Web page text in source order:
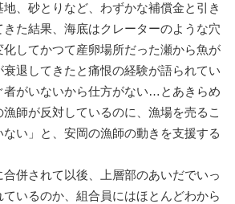
、砂とりなど、わずかな補償金と引き
た結果、海底はクレーターのような穴
してかつて産卵場所だった瀬から魚が
退してきたと痛恨の経験が語られてい
者がいないから仕方がない…とあきらめ
師が反対しているのに、漁場を売るこ
い」と、安岡の漁師の動きを支援する
併されて以後、上層部のあいだでいっ
いるのか、組合員にはほとんどわから